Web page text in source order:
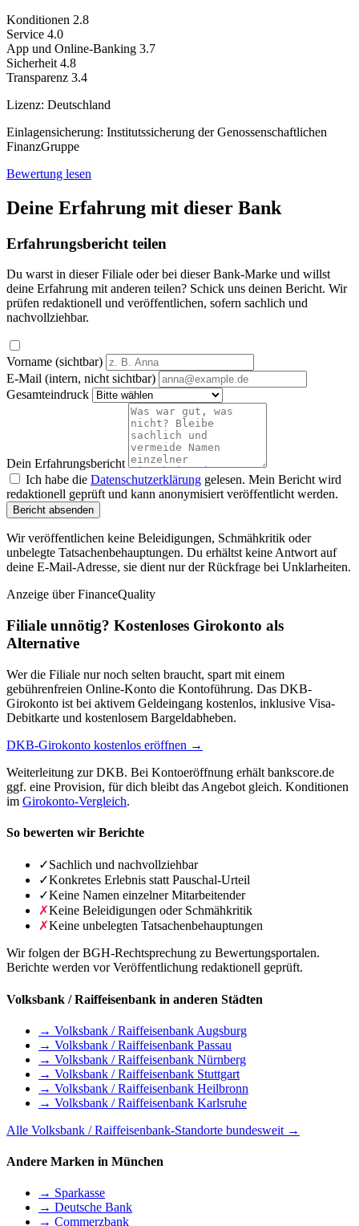
Konditionen 2.8
Service 4.0
App und Online-Banking 3.7
Sicherheit 4.8
Transparenz 3.4
Lizenz: Deutschland
Einlagensicherung: Institutssicherung der Genossenschaftlichen
FinanzGruppe
Bewertung lesen
Deine Erfahrung mit dieser Bank
Erfahrungsbericht teilen
Du warst in dieser Filiale oder bei dieser Bank-Marke und willst
deine Erfahrung mit anderen teilen? Schick uns deinen Bericht. Wir
prüfen redaktionell und veröffentlichen, sofern sachlich und
nachvollziehbar.
Vorname (sichtbar)
E-Mail (intern, nicht sichtbar)
Gesamteindruck
Dein Erfahrungsbericht
Ich habe die Datenschutzerklärung gelesen. Mein Bericht wird
redaktionell geprüft und kann anonymisiert veröffentlicht werden.
Bericht absenden
Wir veröffentlichen keine Beleidigungen, Schmähkritik oder
unbelegte Tatsachenbehauptungen. Du erhältst keine Antwort auf
deine E-Mail-Adresse, sie dient nur der Rückfrage bei Unklarheiten.
Anzeige über FinanceQuality
Filiale unnötig? Kostenloses Girokonto als
Alternative
Wer die Filiale nur noch selten braucht, spart mit einem
gebührenfreien Online-Konto die Kontoführung. Das DKB-
Girokonto ist bei aktivem Geldeingang kostenlos, inklusive Visa-
Debitkarte und kostenlosem Bargeldabheben.
DKB-Girokonto kostenlos eröffnen →
Weiterleitung zur DKB. Bei Kontoeröffnung erhält bankscore.de
ggf. eine Provision, für dich bleibt das Angebot gleich. Konditionen
im Girokonto-Vergleich.
So bewerten wir Berichte
✓Sachlich und nachvollziehbar
✓Konkretes Erlebnis statt Pauschal-Urteil
✓Keine Namen einzelner Mitarbeitender
✗Keine Beleidigungen oder Schmähkritik
✗Keine unbelegten Tatsachenbehauptungen
Wir folgen der BGH-Rechtsprechung zu Bewertungsportalen.
Berichte werden vor Veröffentlichung redaktionell geprüft.
Volksbank / Raiffeisenbank in anderen Städten
→ Volksbank / Raiffeisenbank Augsburg
→ Volksbank / Raiffeisenbank Passau
→ Volksbank / Raiffeisenbank Nürnberg
→ Volksbank / Raiffeisenbank Stuttgart
→ Volksbank / Raiffeisenbank Heilbronn
→ Volksbank / Raiffeisenbank Karlsruhe
Alle Volksbank / Raiffeisenbank-Standorte bundesweit →
Andere Marken in München
→ Sparkasse
→ Deutsche Bank
→ Commerzbank